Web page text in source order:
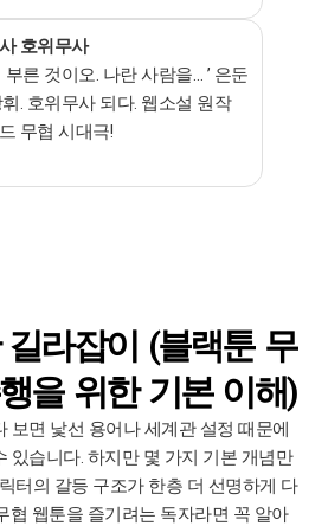
호위무사
부른 것이오. 나란 사람을… ’ 은둔
. 호위무사 되다. 웹소설 원작
무협 시대극!
라잡이 (블랙툰 무
을 위한 기본 이해)
보면 낯선 용어나 세계관 설정 때문에
있습니다. 하지만 몇 가지 기본 개념만
터의 갈등 구조가 한층 더 선명하게 다
협 웹툰을 즐기려는 독자라면 꼭 알아